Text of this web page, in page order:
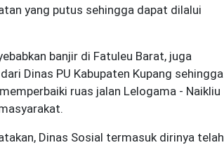
yang putus sehingga dapat dilalui
banjir di Fatuleu Barat, juga
Dinas PU Kabupaten Kupang sehingga
ruas jalan Lelogama - Naikliu
Dinas Sosial termasuk dirinya telah